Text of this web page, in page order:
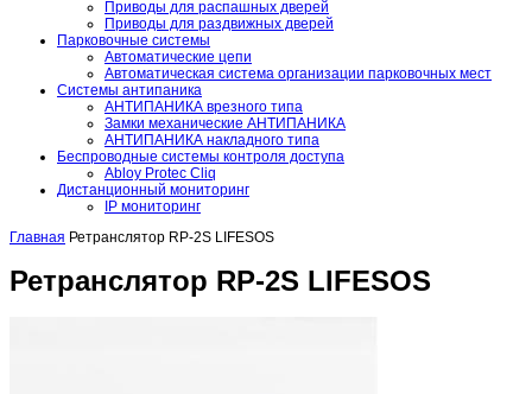
Приводы для распашных дверей
Приводы для раздвижных дверей
Парковочные системы
Автоматические цепи
Автоматическая система организации парковочных мест
Системы антипаника
АНТИПАНИКА врезного типа
Замки механические АНТИПАНИКА
АНТИПАНИКА накладного типа
Беспроводные системы контроля доступа
Abloy Protec Cliq
Дистанционный мониторинг
IP мониторинг
Главная Ретранслятор RP-2S LIFESOS
Ретранслятор RP-2S LIFESOS